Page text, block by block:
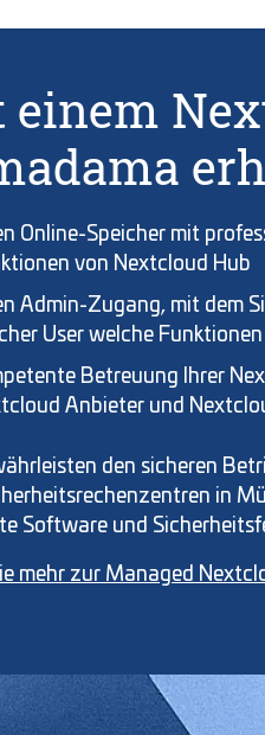
einem
Online-Speicher mit
von Nextcloud Hub
Admin-Zugang, mit dem
User welche
Betreuung Ihrer
Anbieter und
den sicheren
in
Software und
mehr zur Managed